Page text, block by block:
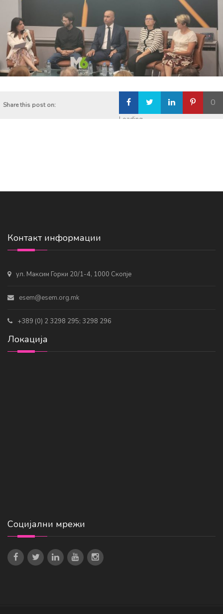
Share this post on: 0
Loading...
Контакт информации
ул. Максим Горки 20/1-4, 1000 Скопје
esem@esem.org.mk
+389 (0) 2 3298 295; 3298 296
Локација
Социјални мрежи